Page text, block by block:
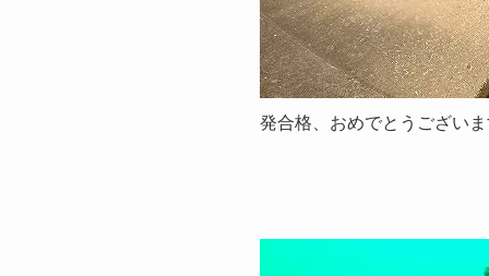
発合格、おめでとうござい